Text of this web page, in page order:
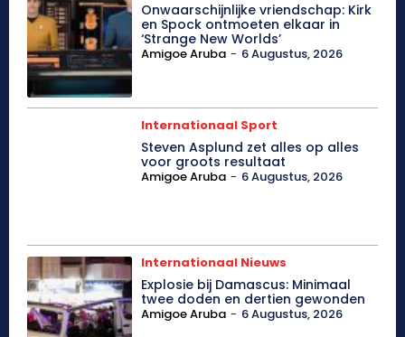
Onwaarschijnlijke vriendschap: Kirk
en Spock ontmoeten elkaar in
‘Strange New Worlds’
Amigoe Aruba - 6 Augustus, 2026
Internationaal Sport
Steven Asplund zet alles op alles
voor groots resultaat
Amigoe Aruba - 6 Augustus, 2026
Internationaal Nieuws
Explosie bij Damascus: Minimaal
twee doden en dertien gewonden
Amigoe Aruba - 6 Augustus, 2026